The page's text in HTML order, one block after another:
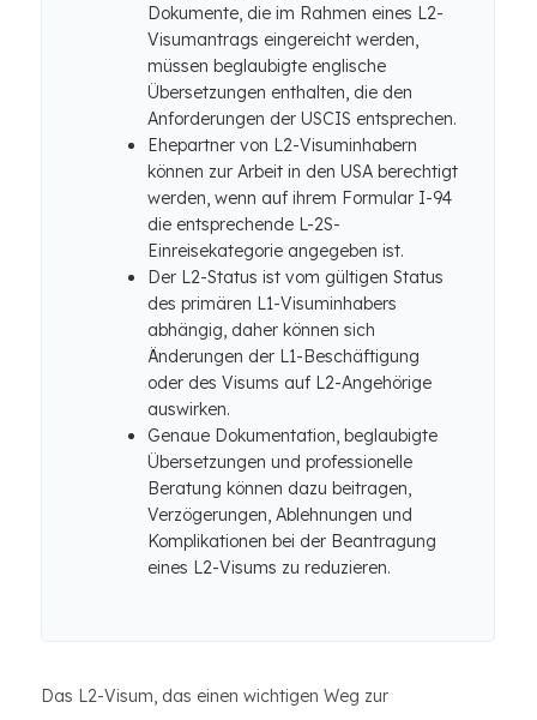
Dokumente, die im Rahmen eines L2-
Visumantrags eingereicht werden,
müssen beglaubigte englische
Übersetzungen enthalten, die den
Anforderungen der USCIS entsprechen.
Ehepartner von L2-Visuminhabern
können zur Arbeit in den USA berechtigt
werden, wenn auf ihrem Formular I-94
die entsprechende L-2S-
Einreisekategorie angegeben ist.
Der L2-Status ist vom gültigen Status
des primären L1-Visuminhabers
abhängig, daher können sich
Änderungen der L1-Beschäftigung
oder des Visums auf L2-Angehörige
auswirken.
Genaue Dokumentation, beglaubigte
Übersetzungen und professionelle
Beratung können dazu beitragen,
Verzögerungen, Ablehnungen und
Komplikationen bei der Beantragung
eines L2-Visums zu reduzieren.
Das L2-Visum, das einen wichtigen Weg zur